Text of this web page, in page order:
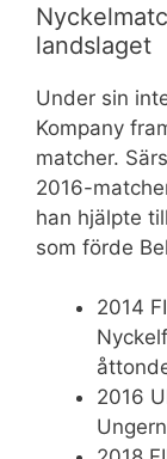
landslaget
Under sin
Kompany
matcher.
2016-
han hjälpte
som förde
2014
2016